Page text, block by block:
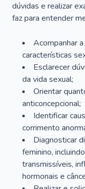
dúvidas e realizar
faz para entender
Acompanhar
características
Esclarecer
da vida sexual;
Orientar
anticoncepcional;
Identificar
corrimento
Diagnosticar
feminino,
transmissíveis,
hormonais e